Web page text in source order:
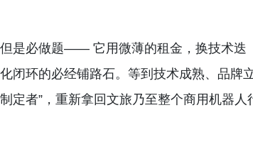
是必做题—— 它用微薄的租金，换技术迭
闭环的必经铺路石。等到技术成熟、品牌
定者”，重新拿回文旅乃至整个商用机器人